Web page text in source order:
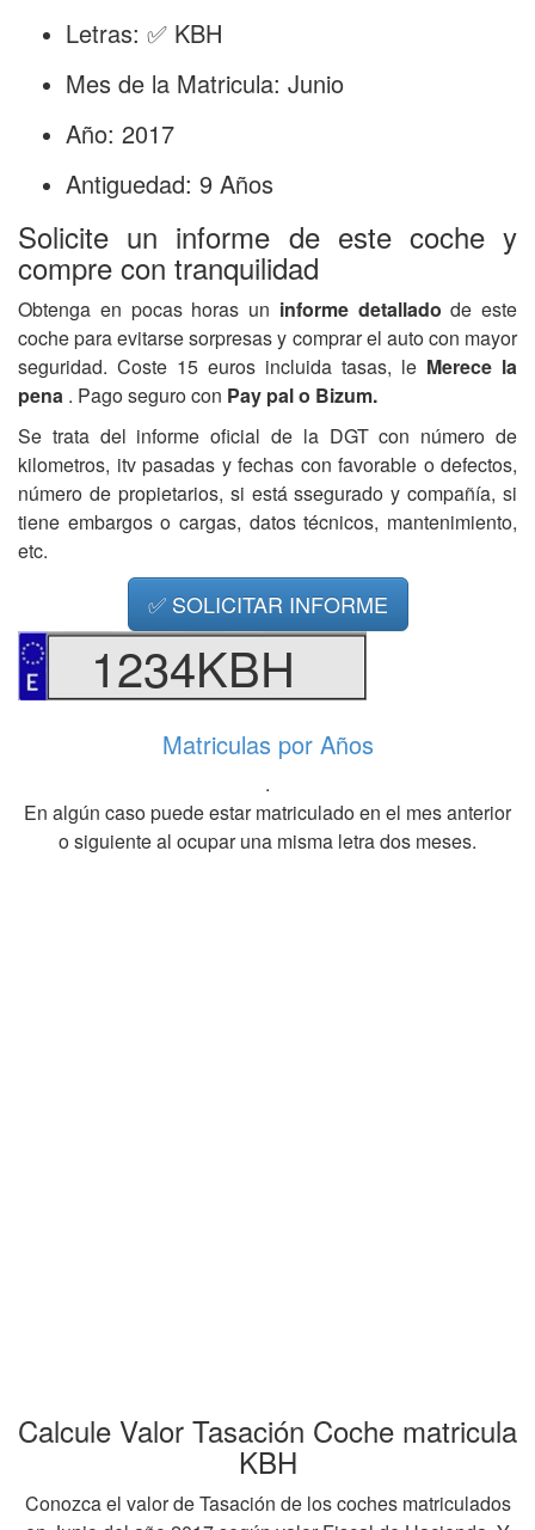
Letras: ✅ KBH
Mes de la Matricula: Junio
Año: 2017
Antiguedad: 9 Años
Solicite un informe de este coche y
compre con tranquilidad
Obtenga en pocas horas un informe detalladode este
coche para evitarse sorpresas y comprar el auto con mayor
seguridad. Coste 15 euros incluida tasas, le Merece la
pena . Pago seguro con Pay pal o Bizum.
Se trata del informe oficial de la DGT con número de
kilometros, itv pasadas y fechas con favorable o defectos,
número de propietarios, si está ssegurado y compañía, si
tiene embargos o cargas, datos técnicos, mantenimiento,
etc.
✅ SOLICITAR INFORME
1234KBH
Matriculas por Años
.
En algún caso puede estar matriculado en el mes anterior
o siguiente al ocupar una misma letra dos meses.
Calcule Valor Tasación Coche matricula
KBH
Conozca el valor de Tasación de los coches matriculados